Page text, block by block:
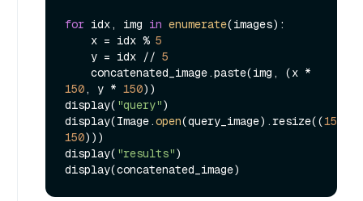
for idx, img in enumerate(images):
    x = idx %
5
    y = idx //
5
150, y * 150))
display( "query")
display(Image.open(query_image).resize((150
150)))
display( "results")